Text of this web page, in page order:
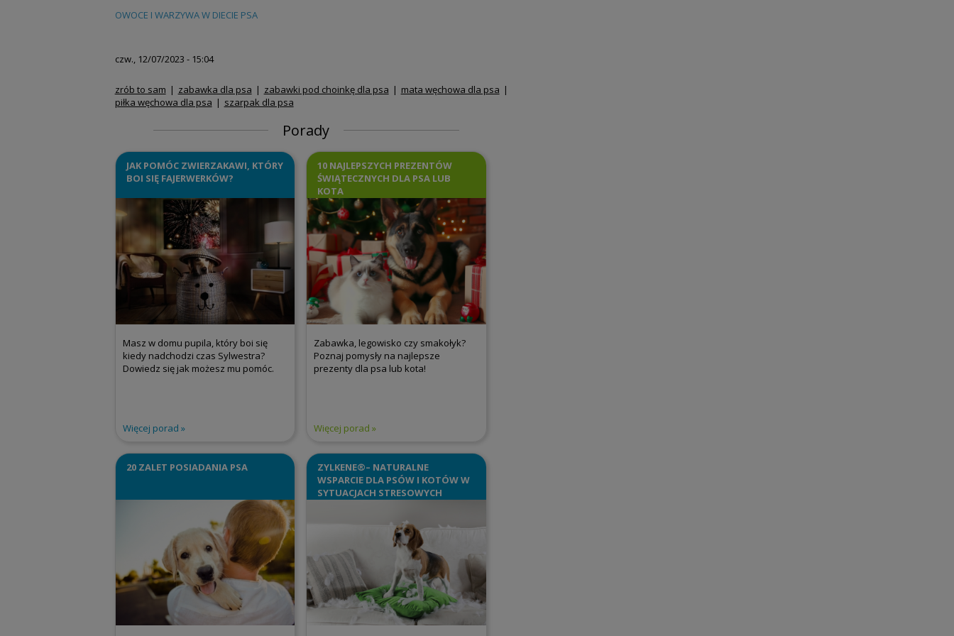
OWOCE I WARZYWA W DIECIE PSA
czw., 12/07/2023 - 15:04
zrób to sam zabawka dla psa zabawki pod choinkę dla psa
mata węchowa dla psa
piłka węchowa dla psa
szarpak dla psa
Porady
JAK POMÓC ZWIERZAKAWI, KTÓRY
BOI SIĘ FAJERWERKÓW?
Masz w domu pupila, który boi się
kiedy nadchodzi czas Sylwestra?
Dowiedz się jak możesz mu pomóc.
Więcej porad
10 NAJLEPSZYCH PREZENTÓW
ŚWIĄTECZNYCH DLA PSA LUB
KOTA
Zabawka, legowisko czy smakołyk?
Poznaj pomysły na najlepsze
prezenty dla psa lub kota!
Więcej porad
20 ZALET POSIADANIA PSA
ZYLKENE®– NATURALNE
WSPARCIE DLA PSÓW I KOTÓW W
SYTUACJACH STRESOWYCH